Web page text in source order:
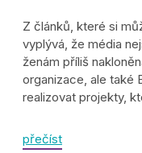
Z článků, které si
vyplývá, že média
ženám příliš
organizace, ale také
realizovat projekty,
přečíst